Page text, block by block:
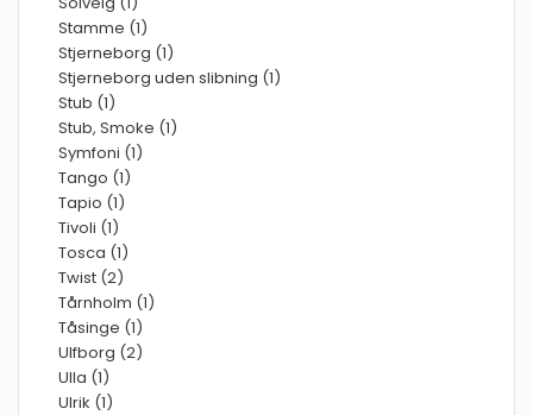
Stamme (1)
Stjerneborg (1)
Stjerneborg uden slibning (1)
Stub (1)
Stub, Smoke (1)
Symfoni (1)
Tango (1)
Tapio (1)
Tivoli (1)
Tosca (1)
Twist (2)
Tårnholm (1)
Tåsinge (1)
Ulfborg (2)
Ulla (1)
Ulrik (1)